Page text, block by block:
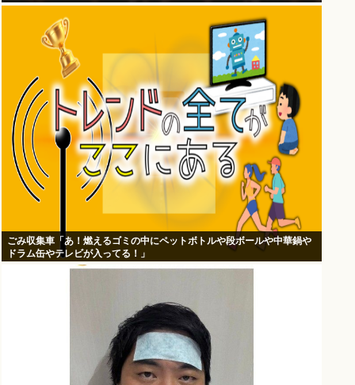
ごみ収集車「あ！燃えるゴミの中にペットボトルや段ボールや中華鍋や
ドラム缶やテレビが入ってる！」